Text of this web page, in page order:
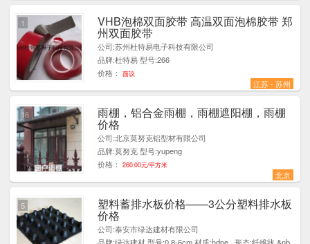
VHB泡棉双面胶带 高温双面泡棉胶带 郑
州双面胶带
公司:苏州杜特易电子科技有限公司
品牌:杜特易 型号:266
价格：
面议
江苏 - 苏州
1
雨棚，铝合金雨棚，雨棚遮阳棚，雨棚
价格
公司:北京莫努克铝型材有限公司
品牌:莫努克 型号:yupeng
价格：
260.00元/平方米
北京
16
塑料蓄排水板价格——3公分塑料排水板
价格
公司:泰安市绿达建材有限公司
5